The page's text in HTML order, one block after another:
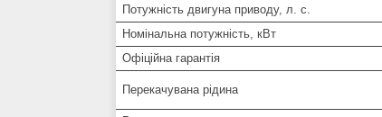
Потужність двигуна приводу, л. с.
Номінальна потужність, кВт
Офіційна гарантія
Перекачувана рідина